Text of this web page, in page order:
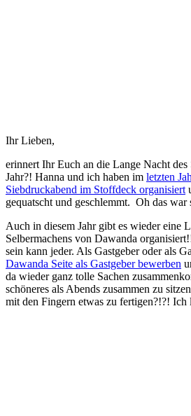
Ihr Lieben,
erinnert Ihr Euch an die Lange Nacht des
Jahr?! Hanna und ich haben im letzten
Siebdruckabend im Stoffdeck organisiert
gequatscht und geschlemmt. Oh das war
Auch in diesem Jahr gibt es wieder eine
Selbermachens von Dawanda
sein kann jeder. Als Gastgeber oder als
Dawanda Seite als Gastgeber bewerben
da wieder ganz tolle Sachen
schöneres als Abends zusammen zu
mit den Fingern etwas zu fertigen?!?!